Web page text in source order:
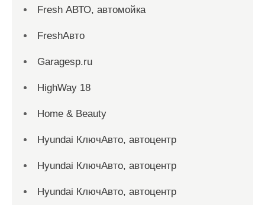
Fresh АВТО, автомойка
FreshАвто
Garagesp.ru
HighWay 18
Home & Beauty
Hyundai КлючАвто, автоцентр
Hyundai КлючАвто, автоцентр
Hyundai КлючАвто, автоцентр